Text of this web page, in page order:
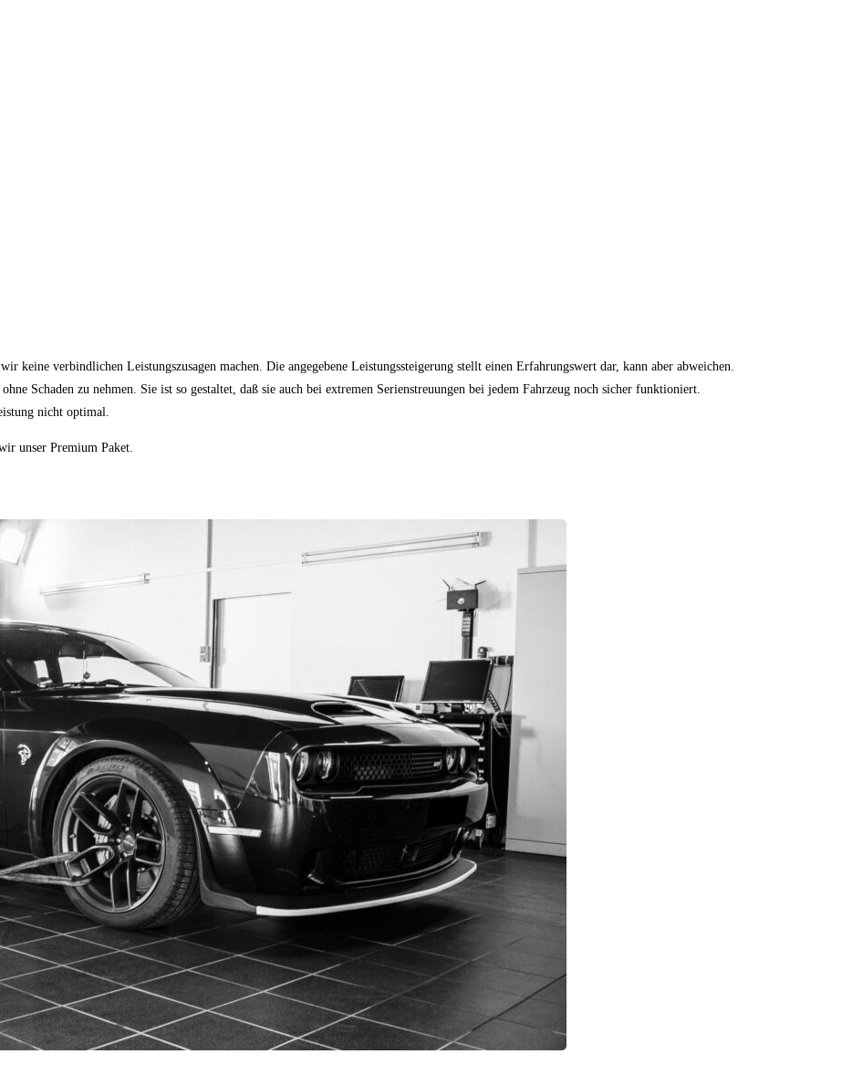
verbindlichen Leistungszusagen machen. Die angegebene Leistungssteigerung stellt einen Erfahrungswert dar, kann aber abweichen.
Schaden zu nehmen. Sie ist so gestaltet, daß sie auch bei extremen Serienstreuungen bei jedem Fahrzeug noch sicher funktioniert.
nicht optimal.
unser Premium Paket.